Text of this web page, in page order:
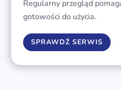
Regularny przegląd
gotowości do użycia.
SPRAWDŹ SERWIS